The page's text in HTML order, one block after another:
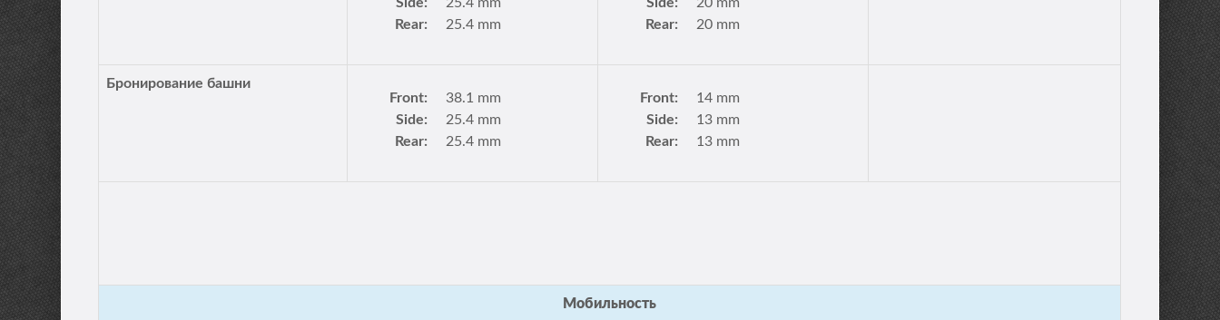
Rear:
25.4 mm
Rear:
20 mm
Бронирование башни
Front:
38.1 mm
Side:
25.4 mm
Rear:
25.4 mm
Front:
14 mm
Side:
13 mm
Rear:
13 mm
Мобильность